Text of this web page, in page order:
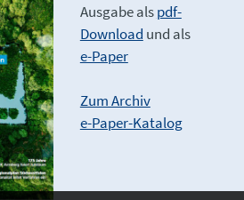
Ausgabe alspdf-
Download und als
e-Paper
Zum Archiv
e-Paper-Katalog